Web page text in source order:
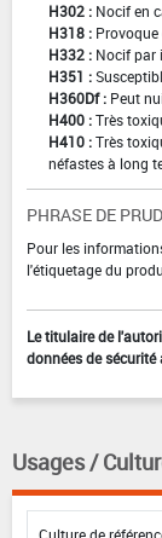
H302 : Nocif en
H318 :
H332 : Nocif par
H351 :
H360Df : Peut
H400 :Très
H410 :Très
néfastes à long
PHRASE DE
Pour les
l'étiquetage du
Le titulaire de
données de
Usages /